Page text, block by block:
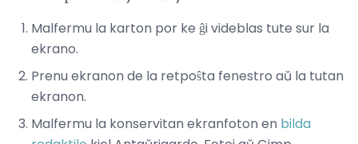
Malfermu la karton por ke ĝi videblas tute sur la
ekrano.
Prenu ekranon de la retpoŝta fenestro aŭ la tutan
ekranon.
Malfermu la konservitan ekranfoton en bilda